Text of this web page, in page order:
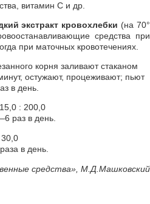
витамин С и др.
экстракт кровохлебки (на 70°
средства при
при маточных кровотечениях.
корня заливают стаканом
остужают, процеживают; пьют
в день.
: 200,0
раз в день.
в день.
средства», М.Д.Машковский